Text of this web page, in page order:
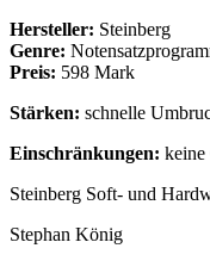
Hersteller: Steinberg
Genre:
Preis: 598 Mark
Stärken: schnelle
Einschränkungen:
Steinberg Soft- und
Stephan König